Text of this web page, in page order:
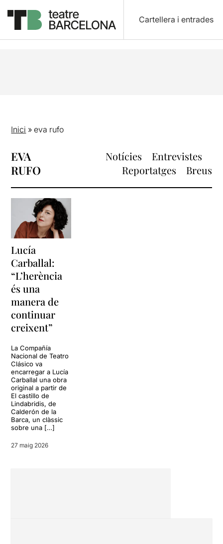
Cartellera i entrades
Inici »eva rufo
EVA
RUFO
Notícies
Entrevistes
Reportatges
Breus
Lucía
Carballal:
“L’herència
és una
manera de
continuar
creixent”
La Compañía
Nacional de Teatro
Clásico va
encarregar a Lucía
Carballal una obra
original a partir de
El castillo de
Lindabridis, de
Calderón de la
Barca, un clàssic
sobre una […]
27 maig 2026